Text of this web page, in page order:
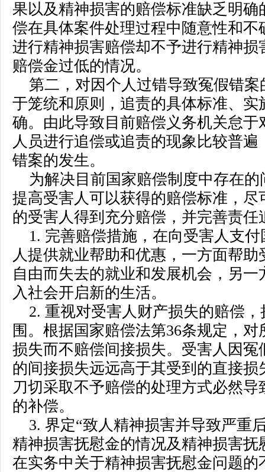
果以及精神损害的赔偿标准缺乏明
偿在具体案件处理过程中随意性和
进行精神损害赔偿却不予进行精神
赔偿金过低的情况。
第二，对因个人过错导致冤假错案
于笼统和原则，追责的具体标准、
确。由此导致目前赔偿义务机关怠
人员进行追偿或追责的现象比较普
错案的发生。
为解决目前国家赔偿制度中存在的
提高受害人可以获得的赔偿标准，
的受害人得到充分赔偿，并完善责任
1. 完善赔偿措施，在向受害人支付
人提供就业帮助和优惠，一方面帮
自由而失去的就业和发展机会，另
入社会开启新的生活。
2. 重视对受害人财产损失的赔偿，
围。根据国家赔偿法第36条规定，
损失而不赔偿间接损失。受害人因
的间接损失远远高于其受到的直接
刀切采取不予赔偿的处理方式必然
的补偿。
3. 界定“致人精神损害并导致严重
精神损害抚慰金的情况及精神损害
在实务中关于精神损害抚慰金问题